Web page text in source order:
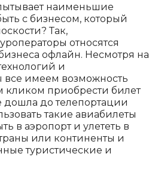
наименьшие
с бизнесом, который
Так,
относятся
офлайн. Несмотря на
и
имеем возможность
кликом приобрести билет
дошла до телепортации
такие авиабилеты
в аэропорт и улететь в
или континенты и
туристические и